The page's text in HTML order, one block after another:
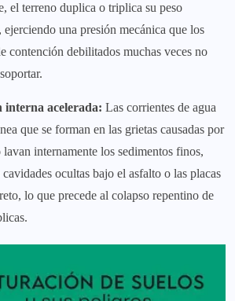
el terreno duplica o triplica su peso
una presión mecánica que los
contención debilitados muchas veces no
interna acelerada: Las corrientes de agua
que se forman en las grietas causadas por
lavan internamente los sedimentos finos,
cavidades ocultas bajo el asfalto o las placas
lo que precede al colapso repentino de